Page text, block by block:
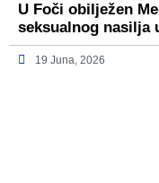
U Foči obilježen
seksualnog nasilja
19 Juna, 2026